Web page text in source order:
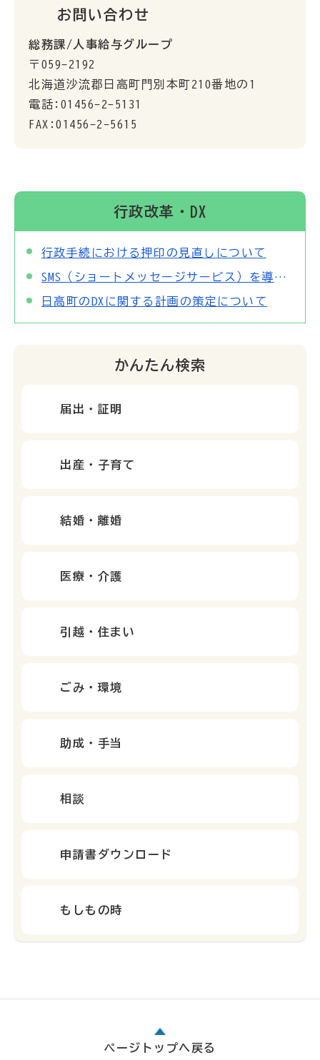
お問い合わせ
総務課/人事給与グループ
〒059-2192
北海道沙流郡日高町門別本町210番地の1
電話:01456-2-5131
FAX:01456-2-5615
行政改革・DX
行政手続における押印の見直しについて
SMS（ショートメッセージサービス）を導入します
日高町のDXに関する計画の策定について
かんたん検索
届出・証明
出産・子育て
結婚・離婚
医療・介護
引越・住まい
ごみ・環境
助成・手当
相談
申請書ダウンロード
もしもの時
ページトップへ戻る